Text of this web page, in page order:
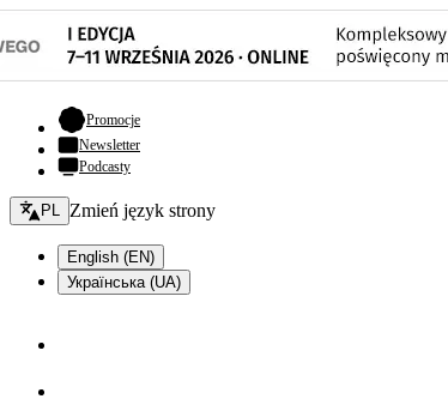
Promocje- otwiera się w nowej karcie
Newsletter
Podcasty
Zmień język - bieżący:
PL Zmień język strony
English (EN)
Українська (UA)